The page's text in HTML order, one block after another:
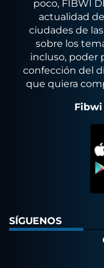
poco, FIBWI
actualidad
ciudades de
sobre los
incluso, poder
confección del
que quiera
SÍGUENOS